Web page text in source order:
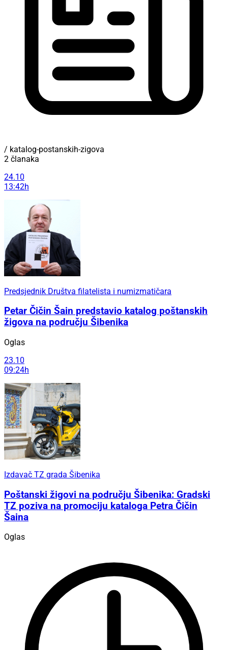
/ katalog-postanskih-zigova
2 članaka
24.10
13:42h
Predsjednik Društva filatelista i numizmatičara
Petar Čičin Šain predstavio katalog poštanskih
žigova na području Šibenika
Oglas
23.10
09:24h
Izdavač TZ grada Šibenika
Poštanski žigovi na području Šibenika: Gradski
TZ poziva na promociju kataloga Petra Čičin
Šaina
Oglas